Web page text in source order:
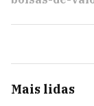
Mais lidas